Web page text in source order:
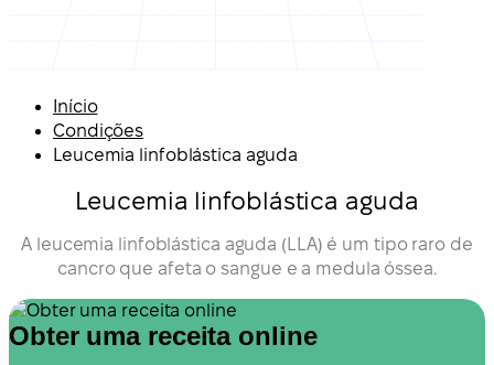
Início
Condições
Leucemia linfoblástica aguda
Leucemia linfoblástica aguda
A leucemia linfoblástica aguda (LLA) é um tipo raro de
cancro que afeta o sangue e a medula óssea.
Obter uma receita online